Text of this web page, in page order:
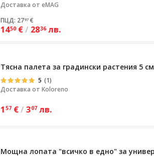
Доставка от eMAG
ПЦД: 2797 €
1450 €/ 2836 лв.
Тясна палета за градински растения 5
5 (1)
Доставка от Koloreno
1 57 €/ 307 лв.
Мощна лопата "всичко в едно" за